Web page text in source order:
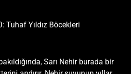
Tuhaf Yıldız Böcekleri
Sarı Nehir burada bir